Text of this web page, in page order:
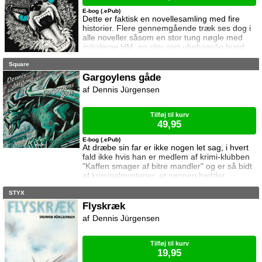
Dette er faktisk en novellesamling med fire
historier. Flere gennemgående træk ses dog i
alle noveller såsom en stor tung nøgle med
initialerne HM, en stor sort ubehagelig hund
med grønne øjne og ikke mindst en
ryggen på dig, mens og efter du har læst dem.
Det hele foregår i en lille fredelig landsby ude
på landet. Området har dog en dyster fortid,
E-bog (.ePub)
Square
Gargoylens gåde
At dræbe sin far er ikke nogen let sag, i hvert
fald ikke hvis han er medlem af krimi-klubben
"Kaffen smager af bitre mandler" og er så bidt
af kriminalmysterier, at sønnen hedder
Sherlock. Det sætter til stadighed Sherlock grå
perfekte mord på dette geni indenfor logisk
tænkning. Han får dog hurtigt andet at tænke
på, da han opdager at en Dr. Divan forsøger
E-bog (.ePub)
Dennis Jürgensen
Tilføj til kurv
49,95
STYX
Flyskræk
Dennis Jürgensen
Tilføj til kurv
19,95